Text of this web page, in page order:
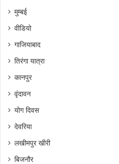
मुम्बई
वीडियो
गाजियाबाद
तिरंगा यात्रा
कानपुर
वृंदावन
योग दिवस
देवरिया
लखीमपुर खीरी
बिजनौर